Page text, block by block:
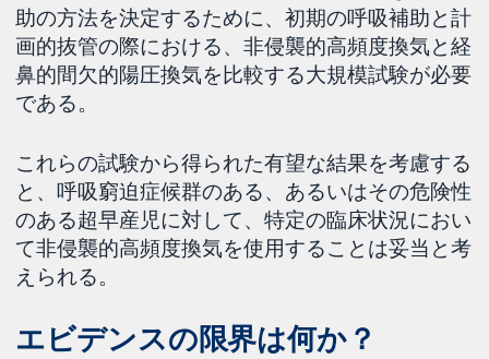
助の方法を決定するために、初期の呼吸補助と計
画的抜管の際における、非侵襲的高頻度換気と経
鼻的間欠的陽圧換気を比較する大規模試験が必要
である。
これらの試験から得られた有望な結果を考慮する
と、呼吸窮迫症候群のある、あるいはその危険性
のある超早産児に対して、特定の臨床状況におい
て非侵襲的高頻度換気を使用することは妥当と考
えられる。
エビデンスの限界は何か？